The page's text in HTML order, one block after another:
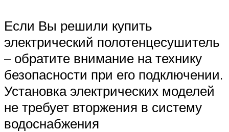
Если Вы решили купить
электрический полотенцесушитель
– обратите внимание на технику
безопасности при его подключении.
Установка электрических моделей
не требует вторжения в систему
водоснабжения